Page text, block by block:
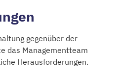
gegenüber der
das Managementteam
Herausforderungen.